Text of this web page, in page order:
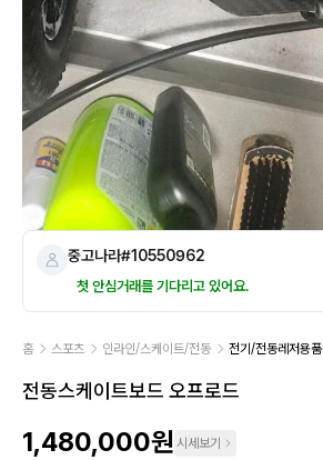
중고나라#10550962
첫 안심거래를 기다리고 있어요.
홈 스포츠 인라인/스케이트/전동 전기/전동레저용품
전동스케이트보드 오프로드
1,480,000원 시세보기